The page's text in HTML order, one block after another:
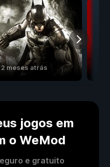
2 meses atrás
jogos em
o WeMod
e gratuito